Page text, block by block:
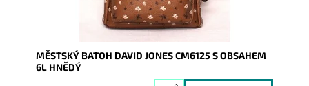
MĚSTSKÝ BATOH DAVID JONES CM6125 S OBSAHEM
6L HNĚDÝ